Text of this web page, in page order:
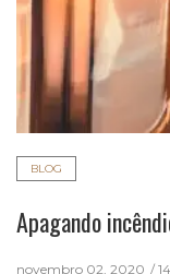
BLOG
Apagando
novembro 02, 2020